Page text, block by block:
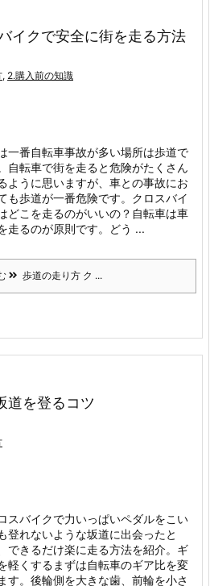
イクで安全に街を走る方法
, 2.購入前の知識
一番自転車事故が多い場所は歩道で
自転車で街を走ると危険がたくさん
ように思いますが、車との事故にお
も歩道が一番危険です。 クロスバイ
どこを走るのがいいの？ 自転車は車
走るのが原則です。
どう ...
歩道の走り方 ク ...
道を登るコツ
スバイクで力いっぱいペダルをこい
登れないような坂道に出会ったと
できるだけ楽に走る方法を紹介。ギ
軽くする まずは自転車のギア比を変
す。 後輪側を大きな歯、前輪を小さ